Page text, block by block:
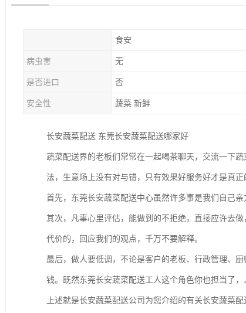
食安
病虫害 无
是否进口 否
安全性 蔬菜 新鲜
长安蔬菜配送 东莞长安蔬菜配送哪家好
蔬菜配送界的老板们常常在一起喝茶聊天，交流一下
法，生意场上没有对与错，只有效果好服务好才是真
首先，东莞长安蔬菜配送中心虽然许多事是我们自己
其次，凡事心里评估，能做到的不拒绝，直接应许去
代价的，回应我们的观点，千万不要解释。
最后，做人要低调，不论是客户的老板、行政管理、
钱。既然东莞长安蔬菜配送工人这个角色你也担当了
上述就是长安蔬菜配送公司为您介绍的有关长安蔬菜